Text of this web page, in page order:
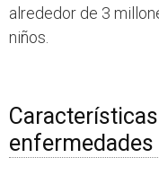
alrededor de 3
niños.
enfermedades